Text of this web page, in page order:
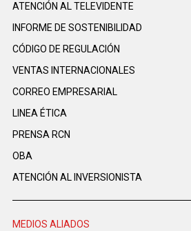
ATENCIÓN AL TELEVIDENTE
INFORME DE SOSTENIBILIDAD
CÓDIGO DE REGULACIÓN
VENTAS INTERNACIONALES
CORREO EMPRESARIAL
LINEA ÉTICA
PRENSA RCN
OBA
ATENCIÓN AL INVERSIONISTA
MEDIOS ALIADOS